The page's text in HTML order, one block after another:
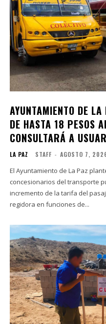
AYUNTAMIENTO DE
DE HASTA 18 PESOS
CONSULTARÁ A
LA PAZ STAFF - AGOSTO 7,
El Ayuntamiento de La Paz
concesionarios del transporte
incremento de la tarifa del
regidora en funciones de...